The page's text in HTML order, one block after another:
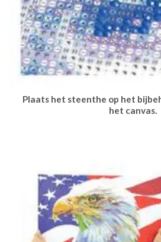
Plaats het steenthe op het
het canvas.